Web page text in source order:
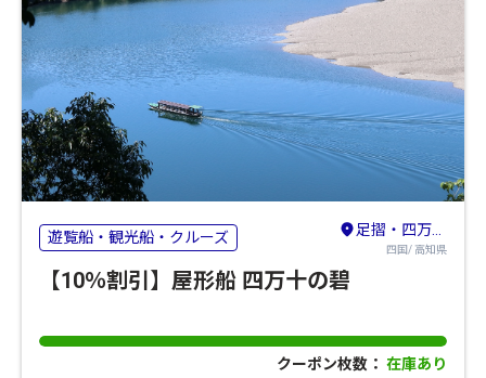
遊覧船・観光船・クルーズ 足摺・四万十・宿毛
四国/ 高知県
【10％割引】屋形船 四万十の碧
クーポン枚数： 在庫あり